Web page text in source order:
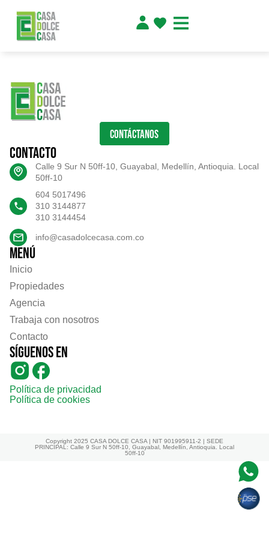
CONTÁCTANOS
Contacto
Calle 9 Sur N 50ff-10, Guayabal, Medellín, Antioquia. Local
50ff-10
604 5017496
310 3144877
310 3144454
info@casadolcecasa.com.co
Menú
Inicio
Propiedades
Agencia
Trabaja con nosotros
Contacto
Síguenos en
Política de privacidad
Política de cookies
Copyright 2025 CASA DOLCE CASA | NIT 901995911-2 | SEDE
PRINCIPAL: Calle 9 Sur N 50ff-10, Guayabal, Medellín, Antioquia. Local
50ff-10